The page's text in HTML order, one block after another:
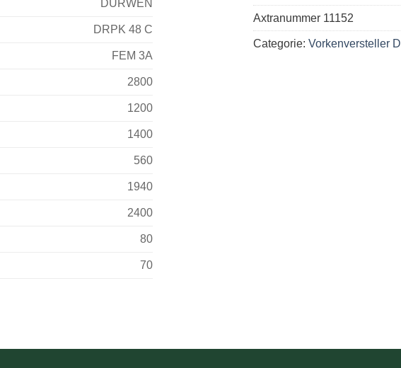
DURWEN
DRPK 48 C
FEM 3A
2800
1200
1400
560
1940
2400
80
70
Axtranummer 11152
Categorie: Vorkenversteller